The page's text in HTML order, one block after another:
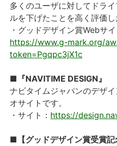
多くのユーザに対してドラ
ルを下げたことを高く評価し
・グッドデザイン賞Webサ
https://www.g-mark.org/
token=Pgqpc3jX1c
■『NAVITIME DESIGN』
ナビタイムジャパンのデザ
オサイトです。
・サイト： https://
■【グッドデザイン賞受賞記